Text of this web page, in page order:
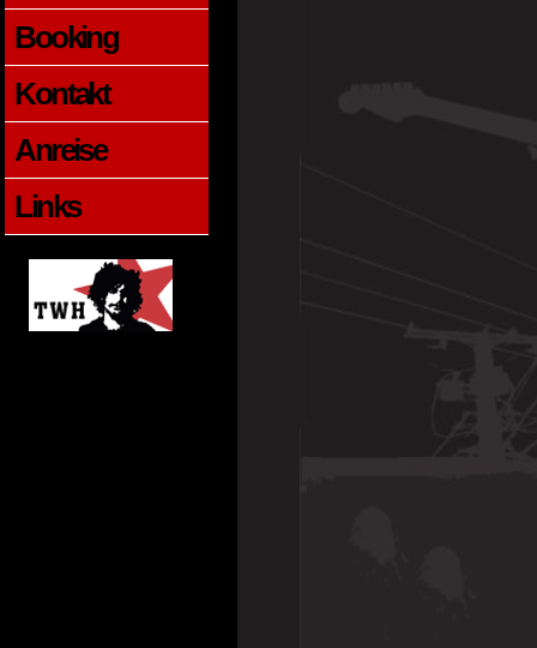
Booking
Kontakt
Anreise
Links